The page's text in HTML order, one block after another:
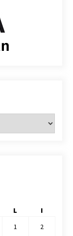
L
I
1
2